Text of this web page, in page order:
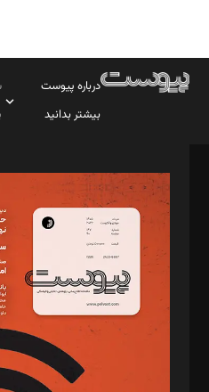
درباره پیوست
بیشتر بدانید
مدیر مسئول: محمدباقر اثنی‌عشری
سردبیر: مهرک محمودی
دبیر تحریریه: میثم قاسمی
د‌بیر ناداستان: سمانه سمیع
د‌بیر خدمت و تجارت: ابوالفضل رجبی
د‌بیر حقوق فناوری: حسام‌الدین
د‌بیر پیوست جهان: مینا پاکدل
د‌بیر تحریریه آنلاین: بابک نقاش
تحریریه‌: مجتبی محمود‌ی، آرش